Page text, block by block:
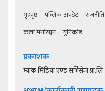
गृहपृष्ठ पब्लिक अपडेट राजनीति
कला मनोरञ्जन
युनिकोड
प्रकाशक
म्याक मिडिया एण्ड सर्भिसेज प्रा.लि